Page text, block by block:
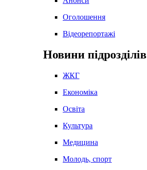
Оголошення
Відеорепортажі
Новини підрозділів
ЖКГ
Економіка
Освіта
Культура
Медицина
Молодь, спорт